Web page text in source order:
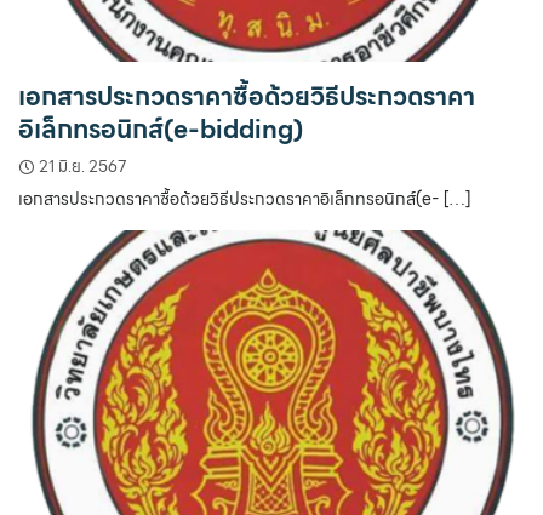
เอกสารประกวดราคาซื้อด้วยวิธีประกวดราคา
อิเล็กทรอนิกส์(e-bidding)
21 มิ.ย. 2567
เอกสารประกวดราคาซื้อด้วยวิธีประกวดราคาอิเล็กทรอนิกส์(e- […]